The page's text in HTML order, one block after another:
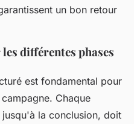
un bon retour
différentes phases
est fondamental pour
Chaque
la conclusion, doit